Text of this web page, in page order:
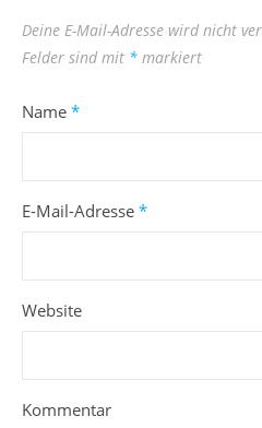
Deine E-Mail-Adresse wird nicht
Felder sind mit * markiert
Name *
E-Mail-Adresse *
Website
Kommentar